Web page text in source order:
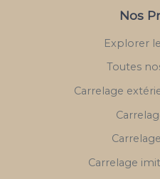
Nos
Explorer
Toutes
Carrelage
Carrelage